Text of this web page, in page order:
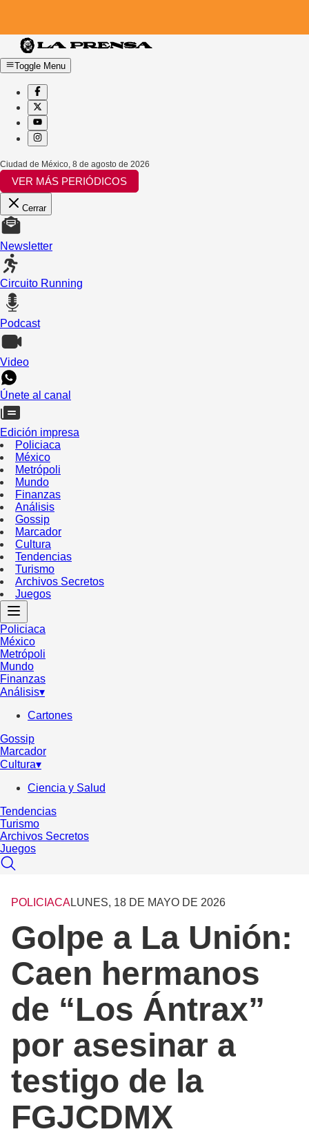
Toggle Menu
Ciudad de México 8 de agosto de 2026
VER MÁS PERIÓDICOS
Cerrar
Newsletter
Circuito Running
Podcast
Video
Únete al canal
Edición impresa
Policiaca
México
Metrópoli
Mundo
Finanzas
Análisis
Gossip
Marcador
Cultura
Tendencias
Turismo
Archivos Secretos
Juegos
Policiaca
México
Metrópoli
Mundo
Finanzas
Análisis▾
Cartones
Gossip
Marcador
Cultura▾
Ciencia y Salud
Tendencias
Turismo
Archivos Secretos
Juegos
POLICIACALUNES, 18 DE MAYO DE 2026
Golpe a La Unión:
Caen hermanos
de “Los Ántrax”
por asesinar a
testigo de la
FGJCDMX